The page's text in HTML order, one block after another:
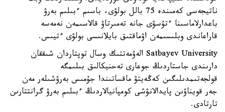
ناتيجەسى كەمىندە 75 بالل بولۋى، باسىم ءبىلىم بەرۋ
باعدارلاماسىنا ءتۇسۋى جانە تەمىرتاۋ قالاسىمەن نەمەسە
قاراعاندى وبلىسىمەن اۋماقتىق بايلانىسى بولۋى ءتيىس.
Satbayev University الەۋمەتتىك وسال توپتاردان شىققان
دارىندى جاستاردىڭ جوعارى تەحنيكالىق بىلىمگە
قولجەتىمدىلىگىن كەڭەيتۋ ماقساتىندا جۇمىس بەرۋشىلەر مەن
جەر قويناۋىن پايدالانۋشى كومپانيالاردىڭ ءبىلىم بەرۋ گرانتتارىن
تارتادى.